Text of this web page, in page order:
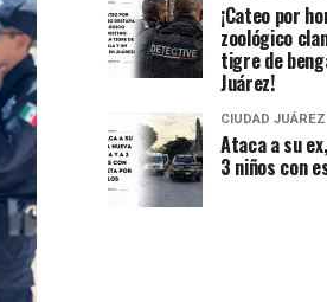
¡Cateo por
zoológico
tigre de
Juárez!
CIUDAD JUÁREZ
Ataca a su
3 niños con